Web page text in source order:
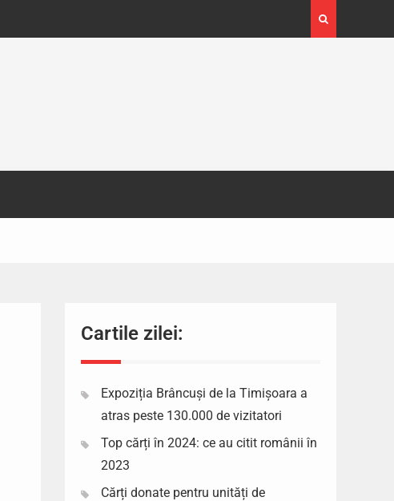
Expoziția Brâncuși de la Timișoara a atras peste
130.000 de vizitatori
Cartile zilei:
Expoziția Brâncuși de la Timișoara a
atras peste 130.000 de vizitatori
Top cărți în 2024: ce au citit românii în
2023
Cărți donate pentru unități de